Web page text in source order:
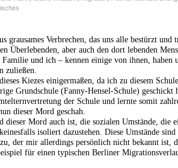
grausames Verbrechen, das uns alle bestürzt und
Überlebenden, aber auch den dort lebenden
und ich – kennen einige von ihnen, haben
zuließen.
Kiezes einigermaßen, da ich zu diesem
Grundschule (Fanny-Hensel-Schule) geschickt
der Schule und lernte somit
dieser Mord geschah.
dieser Mord auch ist, die sozialen Umstände, die
isoliert dazustehen. Diese Umstände
der mir allerdings persönlich nicht bekannt ist,
für einen typischen Berliner